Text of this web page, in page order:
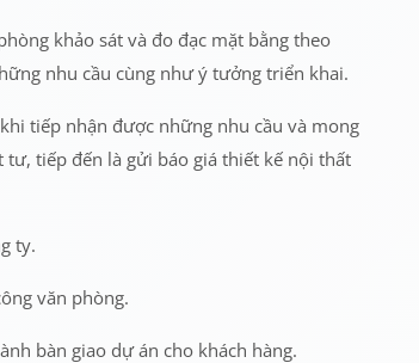
khảo sát và đo đạc mặt bằng theo
nhu cầu cùng như ý tưởng triển khai.
tiếp nhận được những nhu cầu và mong
tư, tiếp đến là gửi báo giá thiết kế nội thất
ty.
văn phòng.
bàn giao dự án cho khách hàng.